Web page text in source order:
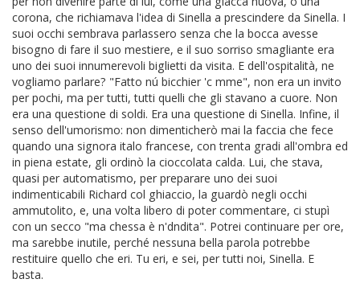
corona, che richiamava l'idea di Sinella a prescindere da Sinella. I
suoi occhi sembrava parlassero senza che la bocca avesse
bisogno di fare il suo mestiere, e il suo sorriso smagliante era
uno dei suoi innumerevoli biglietti da visita. E dell'ospitalità, ne
vogliamo parlare? "Fatto nú bicchier 'c mme", non era un invito
per pochi, ma per tutti, tutti quelli che gli stavano a cuore. Non
era una questione di soldi. Era una questione di Sinella. Infine, il
senso dell'umorismo: non dimenticherò mai la faccia che fece
quando una signora italo francese, con trenta gradi all'ombra ed
in piena estate, gli ordinò la cioccolata calda. Lui, che stava,
quasi per automatismo, per preparare uno dei suoi
indimenticabili Richard col ghiaccio, la guardò negli occhi
ammutolito, e, una volta libero di poter commentare, ci stupì
con un secco "ma chessa è n'dndita". Potrei continuare per ore,
ma sarebbe inutile, perché nessuna bella parola potrebbe
restituire quello che eri. Tu eri, e sei, per tutti noi, Sinella. E
basta.